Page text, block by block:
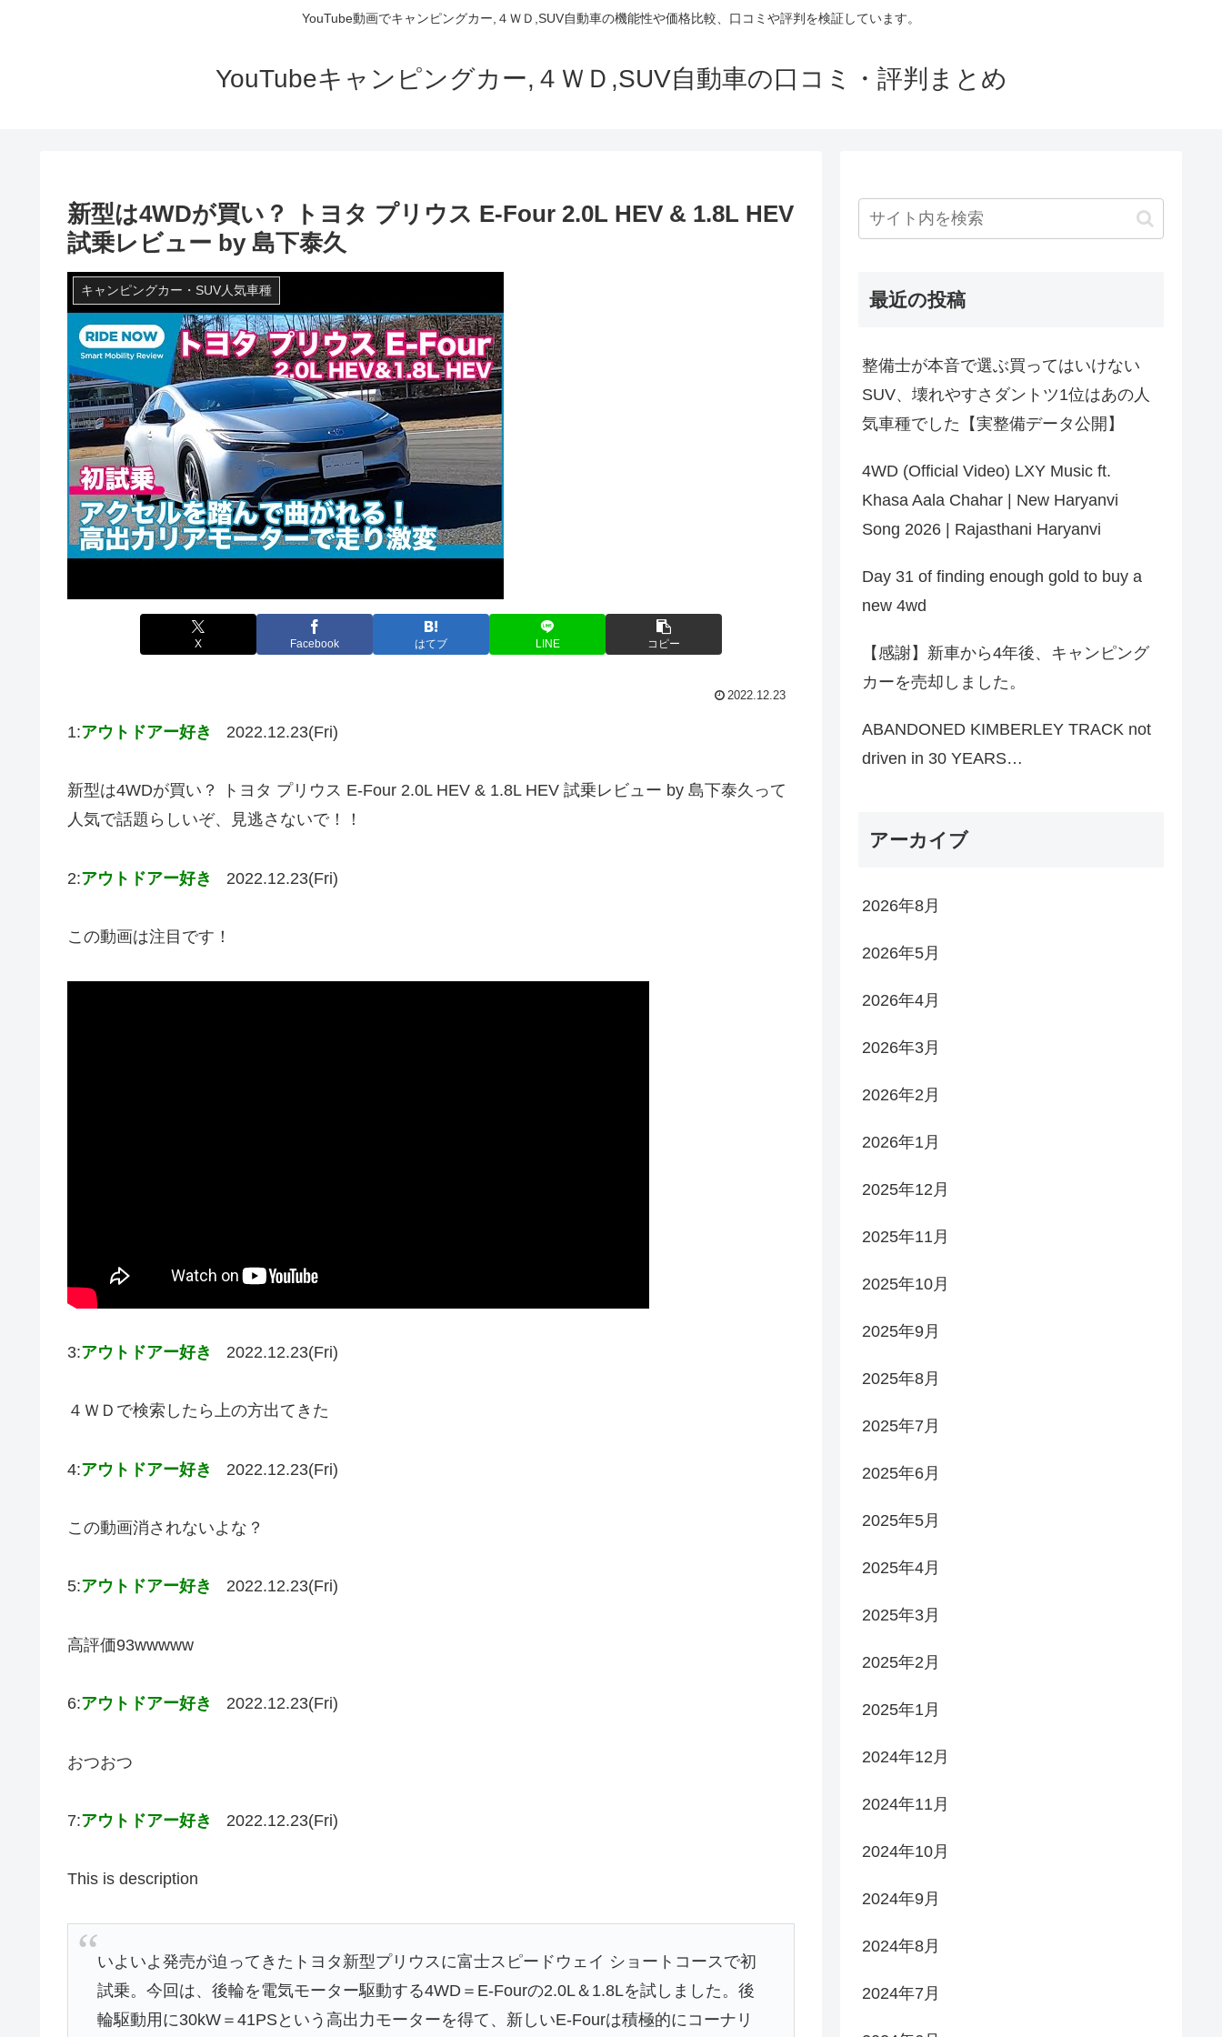
YouTube動画でキャンピングカー,４ＷＤ,SUV自動車の機能性や価格比較、口コミや評判を検証しています。
YouTubeキャンピングカー,４ＷＤ,SUV自動車の口コミ・評判まとめ
新型は4WDが買い？ トヨタ プリウス E-Four 2.0L HEV & 1.8L HEV
試乗レビュー by 島下泰久
キャンピングカー・SUV人気車種
X Facebook はてブ LINE コピー
2022.12.23
1:アウトドアー好き 2022.12.23(Fri)
新型は4WDが買い？ トヨタ プリウス E-Four 2.0L HEV & 1.8L HEV 試乗レビュー by 島下泰久って
人気で話題らしいぞ、見逃さないで！！
2:アウトドアー好き 2022.12.23(Fri)
この動画は注目です！
3:アウトドアー好き 2022.12.23(Fri)
４ＷＤで検索したら上の方出てきた
4:アウトドアー好き 2022.12.23(Fri)
この動画消されないよな？
5:アウトドアー好き 2022.12.23(Fri)
高評価93wwwww
6:アウトドアー好き 2022.12.23(Fri)
おつおつ
7:アウトドアー好き 2022.12.23(Fri)
This is description
いよいよ発売が迫ってきたトヨタ新型プリウスに富士スピードウェイ ショートコースで初
試乗。今回は、後輪を電気モーター駆動する4WD＝E-Fourの2.0L＆1.8Lを試しました。後
輪駆動用に30kW＝41PSという高出力モーターを得て、新しいE-Fourは積極的にコーナリ
最近の投稿
整備士が本音で選ぶ買ってはいけない
SUV、壊れやすさダントツ1位はあの人
気車種でした【実整備データ公開】
4WD (Official Video) LXY Music ft.
Khasa Aala Chahar | New Haryanvi
Song 2026 | Rajasthani Haryanvi
Day 31 of finding enough gold to buy a
new 4wd
【感謝】新車から4年後、キャンピング
カーを売却しました。
ABANDONED KIMBERLEY TRACK not
driven in 30 YEARS…
アーカイブ
2026年8月
2026年5月
2026年4月
2026年3月
2026年2月
2026年1月
2025年12月
2025年11月
2025年10月
2025年9月
2025年8月
2025年7月
2025年6月
2025年5月
2025年4月
2025年3月
2025年2月
2025年1月
2024年12月
2024年11月
2024年10月
2024年9月
2024年8月
2024年7月